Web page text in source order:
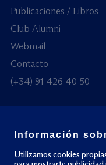
Publicaciones / Libros
Club Alumni
Webmail
Contacto
(+34) 91 426 40 50
© Todos los derechos
Información
Utilizamos cookies